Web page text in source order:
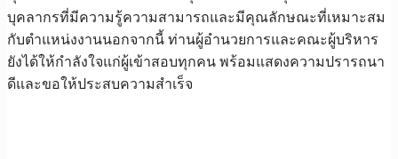
บุคลากรที่มีความรู้ความสามารถและมีคุณลักษณะที่เหมาะสม
กับตำแหน่งงานนอกจากนี้ ท่านผู้อำนวยการและคณะผู้บริหาร
ยังได้ให้กำลังใจแก่ผู้เข้าสอบทุกคน พร้อมแสดงความปรารถนา
ดีและขอให้ประสบความสำเร็จ